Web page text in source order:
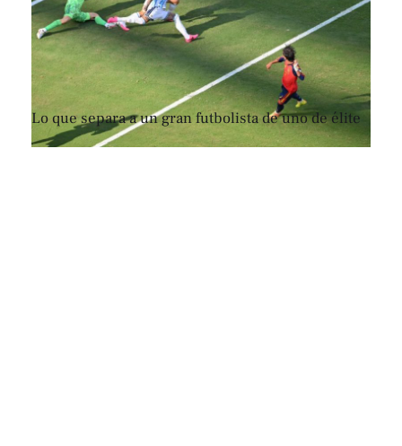
Lo que separa a un gran futbolista de uno de élite